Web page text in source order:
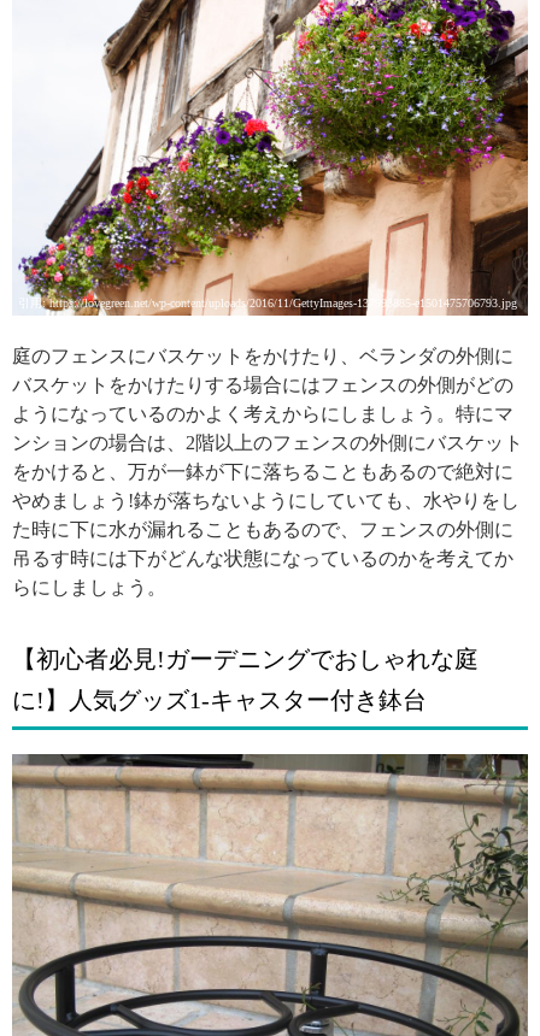
引用: https://lovegreen.net/wp-content/uploads/2016/11/GettyImages-137993885-e1501475706793.jpg
庭のフェンスにバスケットをかけたり、ベランダの外側に
バスケットをかけたりする場合にはフェンスの外側がどの
ようになっているのかよく考えからにしましょう。特にマ
ンションの場合は、2階以上のフェンスの外側にバスケット
をかけると、万が一鉢が下に落ちることもあるので絶対に
やめましょう!鉢が落ちないようにしていても、水やりをし
た時に下に水が漏れることもあるので、フェンスの外側に
吊るす時には下がどんな状態になっているのかを考えてか
らにしましょう。
【初心者必見!ガーデニングでおしゃれな庭
に!】人気グッズ1-キャスター付き鉢台